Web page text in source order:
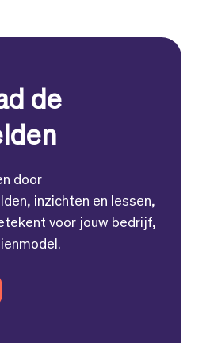
de
door
inzichten en lessen,
voor jouw bedrijf,